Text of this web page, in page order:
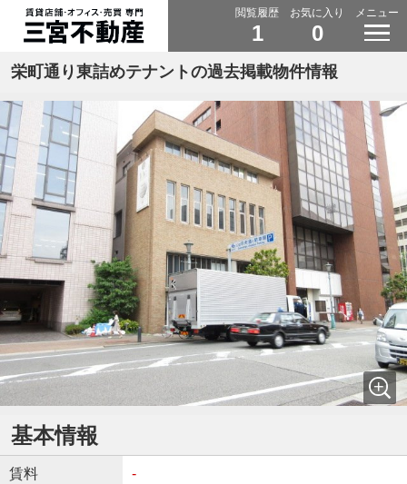
閲覧履歴
1
お気に入り
0
メニュー
栄町通り東詰めテナントの過去掲載物件情報
基本情報
賃料 -